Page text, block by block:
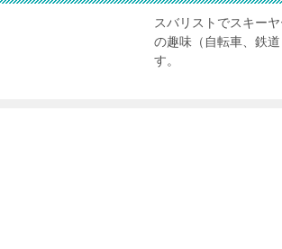
スバリストでスキー
の趣味（自転車、鉄
す。